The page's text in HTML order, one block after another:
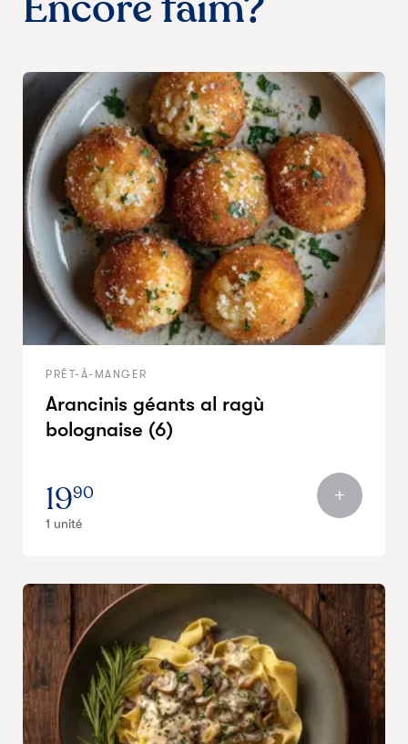
PRÊT-À-MANGER
Arancinis géants al ragù
bolognaise (6)
1990
1 unité